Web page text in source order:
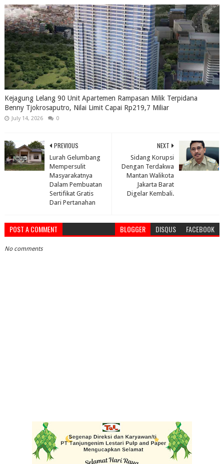
Kejagung Lelang 90 Unit Apartemen Rampasan Milik Terpidana
Benny Tjokrosaputro, Nilai Limit Capai Rp219,7 Miliar
July 14, 2026 0
NEXT
Sidang Korupsi
Dengan Terdakwa
Mantan Walikota
Jakarta Barat
Digelar Kembali.
PREVIOUS
Lurah Gelumbang
Mempersulit
Masyarakatnya
Dalam Pembuatan
Sertifikat Gratis
Dari Pertanahan
POST A COMMENT BLOGGER DISQUS FACEBOOK
No comments